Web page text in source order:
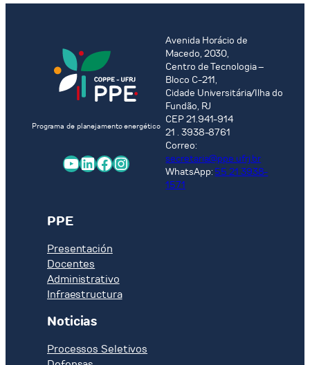
Programa de planejamento energético
YouTube LinkedIn Facebook Instagram
Avenida Horácio de
Macedo, 2030,
Centro de Tecnologia –
Bloco C-211,
Cidade Universitária/Ilha do
Fundão, RJ
CEP 21.941-914
21 . 3938-8761
Correo:
secretaria@ppe.ufrj.br
WhatsApp: 55 21 3938-
1571
PPE
Presentación
Docentes
Administrativo
Infraestructura
Noticias
Processos Seletivos